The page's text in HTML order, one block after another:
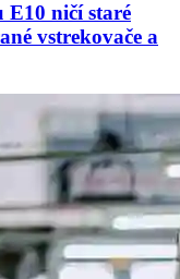
E10 ničí staré
vstrekovače a